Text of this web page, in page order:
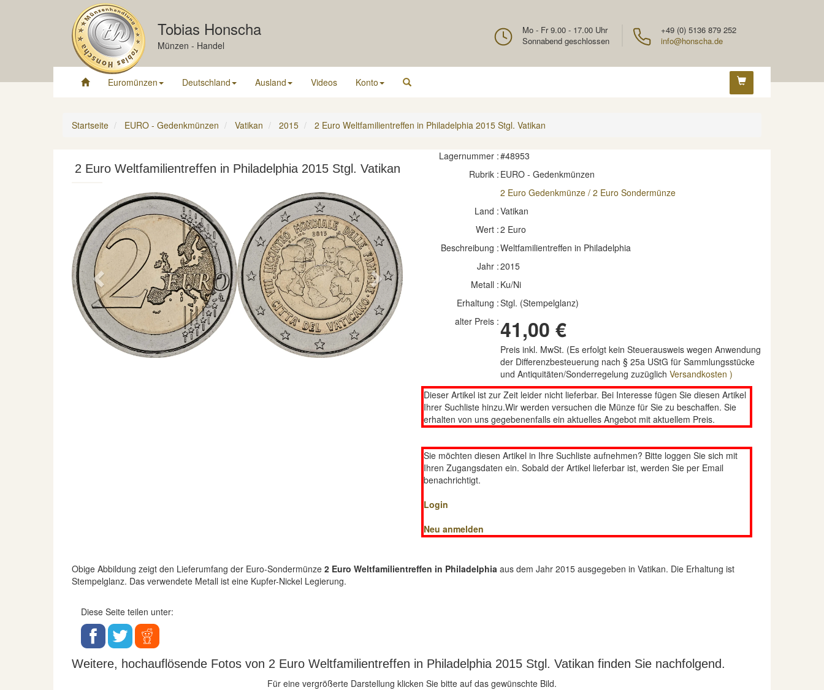
Tobias Honscha
Münzen - Handel
+49 (0) 5136 879 252
info@honscha.de
Mo - Fr 9.00 - 17.00 Uhr
Sonnabend geschlossen
Euromünzen Deutschland Ausland Videos Konto
Startseite EURO - Gedenkmünzen Vatikan 2015 2 Euro Weltfamilientreffen in Philadelphia 2015 Stgl. Vatikan
2 Euro Weltfamilientreffen in Philadelphia 2015 Stgl. Vatikan
Previous Next
Lagernummer :#48953
Rubrik : EURO - Gedenkmünzen
2 Euro Gedenkmünze / 2 Euro Sondermünze
Land :Vatikan
Wert :2 Euro
Beschreibung :Weltfamilientreffen in Philadelphia
Jahr :2015
Metall : Ku/Ni
Erhaltung :Stgl. (Stempelglanz)
alter Preis :41,00 €
Preis inkl. MwSt. (Es erfolgt kein Steuerausweis wegen Anwendung
der Differenzbesteuerung nach § 25a UStG für Sammlungsstücke
und Antiquitäten/Sonderregelung zuzüglich Versandkosten )
Dieser Artikel ist zur Zeit leider nicht lieferbar. Bei Interesse fügen Sie diesen Artikel
Ihrer Suchliste hinzu.Wir werden versuchen die Münze für Sie zu beschaffen. Sie
erhalten von uns gegebenenfalls ein aktuelles Angebot mit aktuellem Preis.
Sie möchten diesen Artikel in Ihre Suchliste aufnehmen? Bitte loggen Sie sich mit
Ihren Zugangsdaten ein. Sobald der Artikel lieferbar ist, werden Sie per Email
benachrichtigt.
Login
Neu anmelden
Obige Abbildung zeigt den Lieferumfang der Euro-Sondermünze 2 Euro Weltfamilientreffen in Philadelphia aus dem Jahr 2015 ausgegeben in Vatikan. Die Erhaltung ist
Stempelglanz. Das verwendete Metall ist eine Kupfer-Nickel Legierung.
Diese Seite teilen unter:
Weitere, hochauflösende Fotos von 2 Euro Weltfamilientreffen in Philadelphia 2015 Stgl. Vatikan finden Sie nachfolgend.
Für eine vergrößerte Darstellung klicken Sie bitte auf das gewünschte Bild.